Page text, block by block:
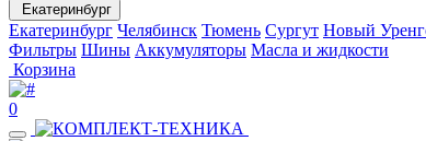
Екатеринбург
Екатеринбург Челябинск Тюмень Сургут Новый
Фильтры Шины Аккумуляторы Масла и жидкости
Корзина
0